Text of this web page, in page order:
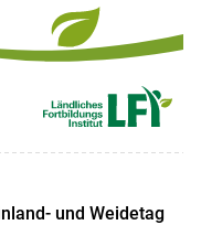
und Weidetag